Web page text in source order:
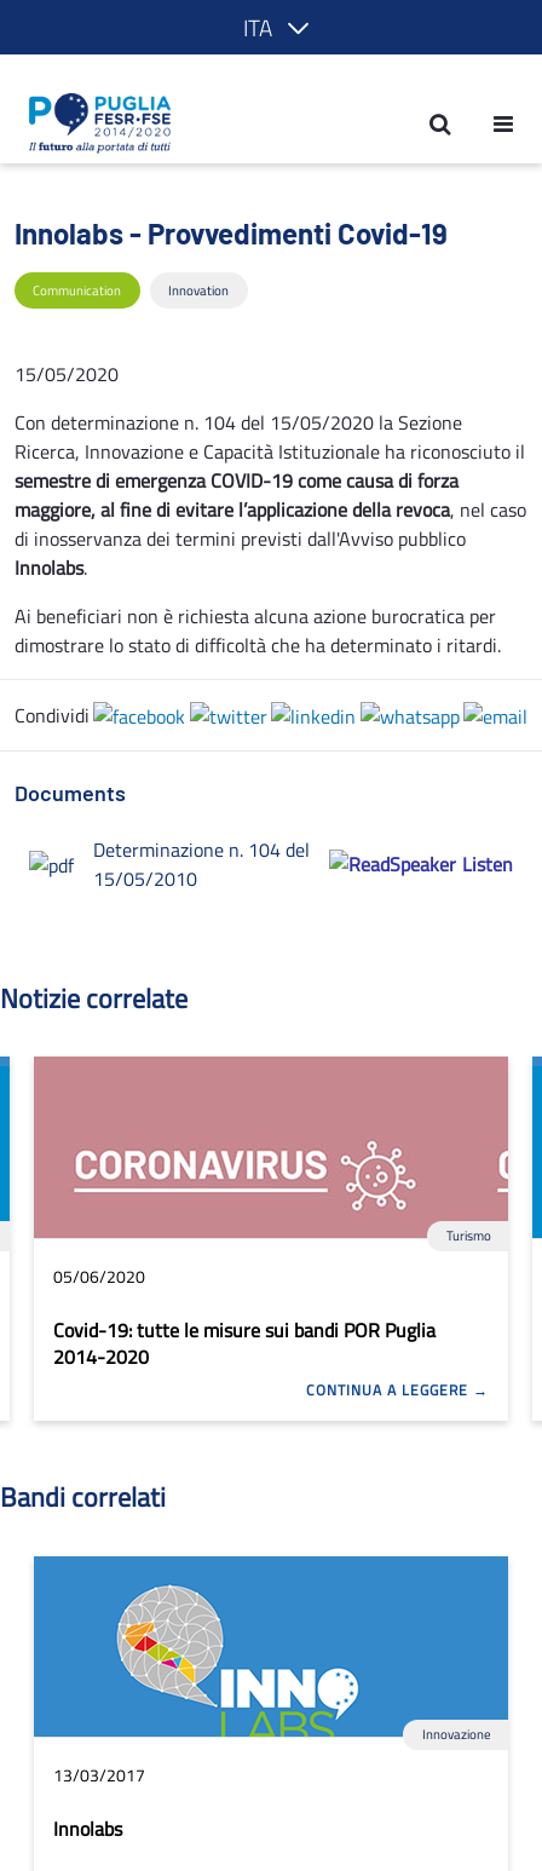
ITA
Innolabs - Provvedimenti Covid-19 -
Innolabs - Provvedimenti Covid-19
Communication Innovation
15/05/2020
Con determinazione n. 104 del 15/05/2020 la Sezione
Ricerca, Innovazione e Capacità Istituzionale ha riconosciuto il
semestre di emergenza COVID-19 come causa di forza
maggiore, al fine di evitare l’applicazione della revoca, nel caso
di inosservanza dei termini previsti dall'Avviso pubblico
Innolabs.
Ai beneficiari non è richiesta alcuna azione burocratica per
dimostrare lo stato di difficoltà che ha determinato i ritardi.
Condividi
Documents
Determinazione n. 104 del
15/05/2010
Listen
Notizie correlate
Turismo
05/06/2020
Covid-19: tutte le misure sui bandi POR Puglia
2014-2020
CONTINUA A LEGGERE
Bandi correlati
Innovazione
13/03/2017
Innolabs